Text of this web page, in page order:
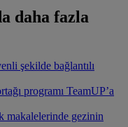
daha fazla
şekilde bağlantılı
programı TeamUP’a
makalelerinde gezinin